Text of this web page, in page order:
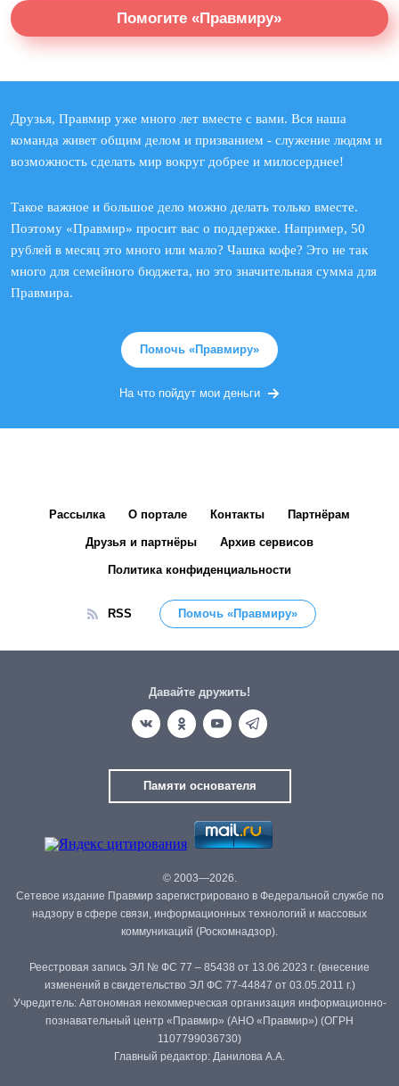
Помогите «Правмиру»
Друзья, Правмир уже много лет вместе с вами. Вся наша
команда живет общим делом и призванием - служение людям и
возможность сделать мир вокруг добрее и милосерднее!
Такое важное и большое дело можно делать только вместе.
Поэтому «Правмир» просит вас о поддержке. Например, 50
рублей в месяц это много или мало? Чашка кофе? Это не так
много для семейного бюджета, но это значительная сумма для
Правмира.
Помочь «Правмиру»
На что пойдут мои деньги
Рассылка О портале Контакты Партнёрам
Друзья и партнёры Архив сервисов
Политика конфиденциальности
RSS Помочь «Правмиру»
Давайте дружить!
Памяти основателя
© 2003—2026.
Сетевое издание Правмир зарегистрировано в Федеральной службе по
надзору в сфере связи, информационных технологий и массовых
коммуникаций (Роскомнадзор).
Реестровая запись ЭЛ № ФС 77 – 85438 от 13.06.2023 г. (внесение
изменений в свидетельство ЭЛ ФС 77-44847 от 03.05.2011 г.)
Учредитель: Автономная некоммерческая организация информационно-
познавательный центр «Правмир» (АНО «Правмир») (ОГРН
1107799036730)
Главный редактор: Данилова А.А.